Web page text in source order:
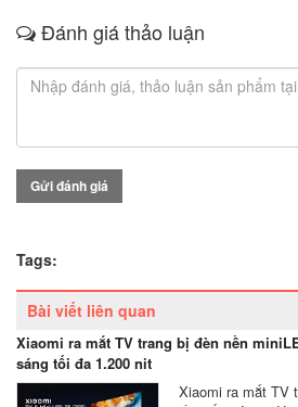
Đánh giá thảo luận
Gửi đánh giá
Tags:
Bài viết liên quan
Xiaomi ra mắt TV trang bị đèn nền
sáng tối đa 1.200 nit
Xiaomi ra mắt TV